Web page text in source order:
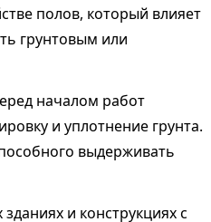
полов, который влияет
грунтовым или
началом работ
и уплотнение грунта.
выдерживать
и конструкциях с